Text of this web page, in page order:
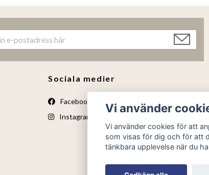
Sociala medier
Facebook
Instagram
Vi använder
Vi använder cookies för att
som visas för dig och för att
tänkbara upplevelse när du